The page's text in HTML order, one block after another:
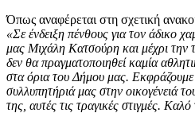
Όπως αναφέρεται στη σχετική
«Σε ένδειξη πένθους για τον άδικο
μας Μιχάλη Κατσούρη και μέχρι την
δεν θα πραγματοποιηθεί καμία
στα όρια του Δήμου μας.
συλλυπητήριά μας στην οικογένειά
της, αυτές τις τραγικές στιγμές.